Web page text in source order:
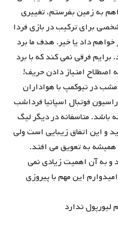
به زمین بفرستم، تغییری
برای ترکیب در بازی فردا
خواهم داد یا خیر. هدف ما برد
برایم فرقی نمی کند که با برد
اصطلاح امتیاز دادن حریف!
در نیوکمپ با هواداران
فوتبال اسپانیا فرداشب
باشد. متاسفانه در دیگر لیگ
و این اتفاق زیبایی است ولی
همیشه به تعویق می افتد.
و به آن اهمیت زیادی نمی
این مهم با پیروزی
لیورپول ندارد